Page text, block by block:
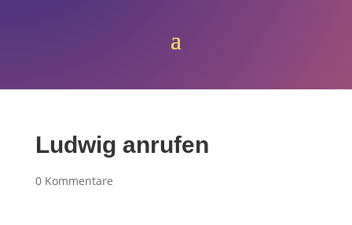
Ludwig anrufen
0 Kommentare